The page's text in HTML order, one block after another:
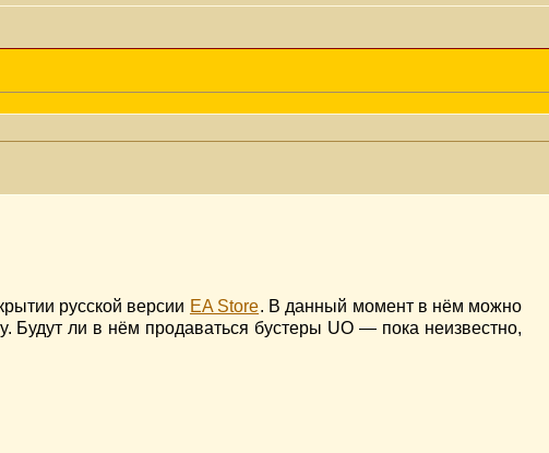
русской версии EA Store. В данный момент в нём можно
Будут ли в нём продаваться бустеры UO — пока неизвестно,